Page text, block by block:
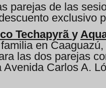
parejas de las
exclusivo
Techapyrãy
en
las dos parejas
Carlos A.